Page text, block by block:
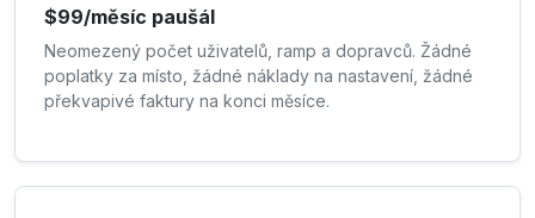
$99/měsíc paušál
Neomezený počet uživatelů, ramp a dopravců. Žádné
poplatky za místo, žádné náklady na nastavení, žádné
překvapivé faktury na konci měsíce.